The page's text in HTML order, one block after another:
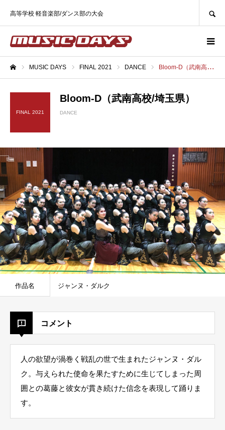
高等学校 軽音楽部/ダンス部の大会
MUSIC DAYS FINAL 2021 DANCE Bloom-D（武南高校/埼玉県）
FINAL 2021
Bloom-D（武南高校/埼玉県）
DANCE
作品名 ジャンヌ・ダルク
コメント
人の欲望が渦巻く戦乱の世で生まれたジャンヌ・ダル
ク。与えられた使命を果たすために生じてしまった周
囲との葛藤と彼女が貫き続けた信念を表現して踊りま
す。